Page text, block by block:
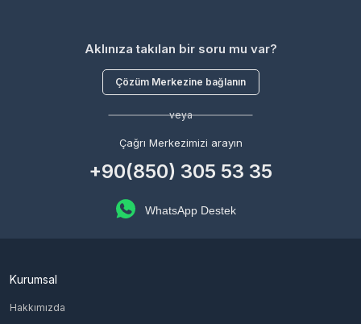
Aklınıza takılan bir soru mu var?
Çözüm Merkezine bağlanın
veya
Çağrı Merkezimizi arayın
+90(850) 305 53 35
WhatsApp Destek
Kurumsal
Hakkımızda